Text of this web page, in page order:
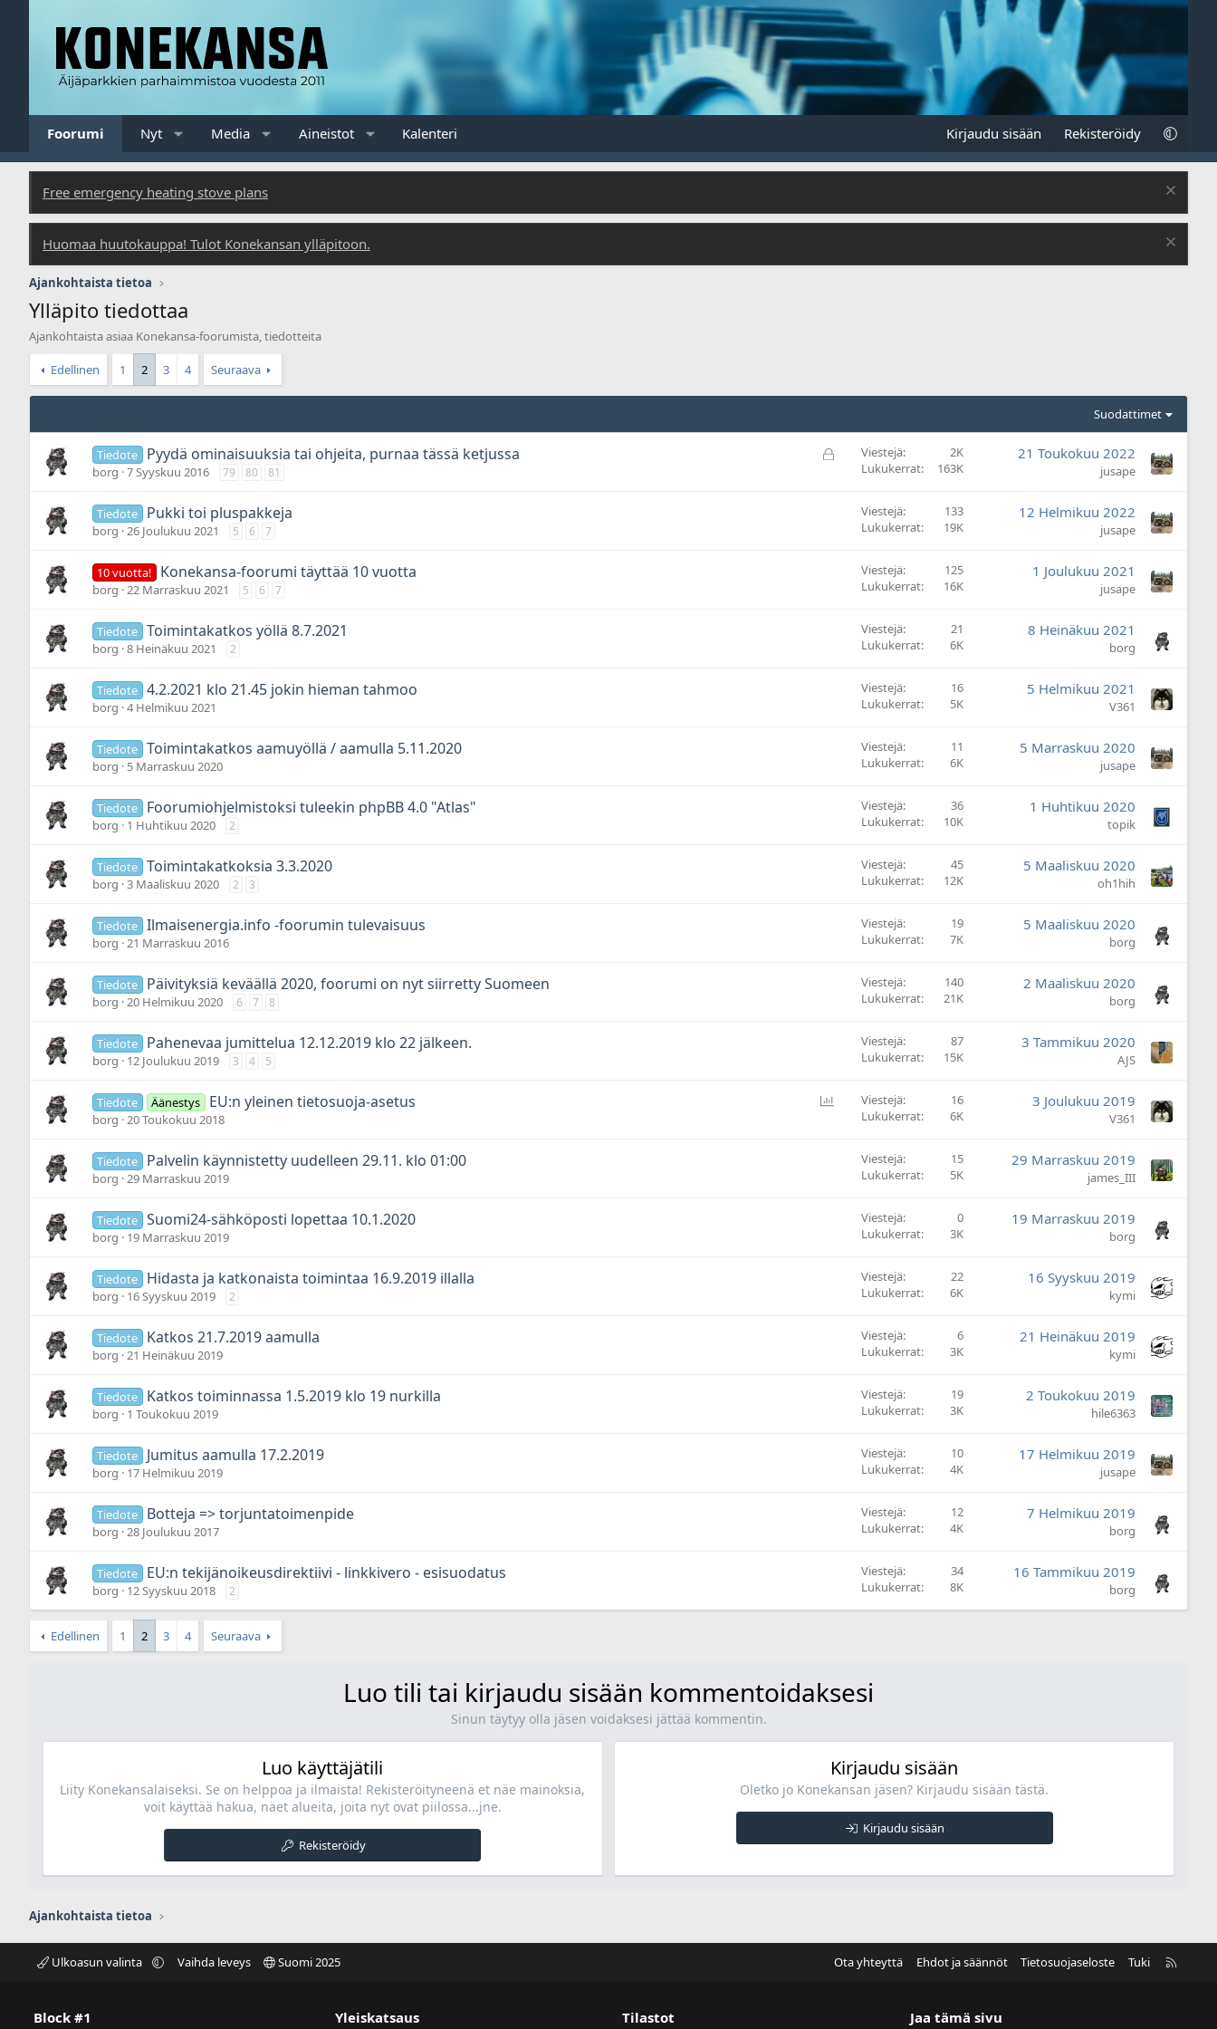
Foorumi Nyt Media Aineistot Kalenteri Kirjaudu sisään Rekisteröidy
Free emergency heating stove plans
Huomaa huutokauppa! Tulot Konekansan ylläpitoon.
Ajankohtaista tietoa
Ylläpito tiedottaa
Ajankohtaista asiaa Konekansa-foorumista, tiedotteita
Edellinen 1 2 3 4 Seuraava
Suodattimet
L
Tiedote Pyydä ominaisuuksia tai ohjeita, purnaa tässä ketjussa
borg 7 Syyskuu 2016 79 80 81
Viestejä
2K
Lukukerrat
163K
21 Toukokuu 2022
jusape
Tiedote Pukki toi pluspakkeja
borg 26 Joulukuu 2021 5 6 7
Viestejä
133
Lukukerrat
19K
12 Helmikuu 2022
jusape
10 vuotta! Konekansa-foorumi täyttää 10 vuotta
borg 22 Marraskuu 2021 5 6 7
Viestejä
125
Lukukerrat
16K
1 Joulukuu 2021
jusape
Tiedote Toimintakatkos yöllä 8.7.2021
borg 8 Heinäkuu 2021 2
Viestejä
21
Lukukerrat
6K
8 Heinäkuu 2021
borg
Tiedote 4.2.2021 klo 21.45 jokin hieman tahmoo
borg 4 Helmikuu 2021
Viestejä
16
Lukukerrat
5K
5 Helmikuu 2021
V361
Tiedote Toimintakatkos aamuyöllä / aamulla 5.11.2020
borg 5 Marraskuu 2020
Viestejä
11
Lukukerrat
6K
5 Marraskuu 2020
jusape
Tiedote Foorumiohjelmistoksi tuleekin phpBB 4.0 "Atlas"
borg 1 Huhtikuu 2020 2
Viestejä
36
Lukukerrat
10K
1 Huhtikuu 2020
topik
Tiedote Toimintakatkoksia 3.3.2020
borg 3 Maaliskuu 2020 2 3
Viestejä
45
Lukukerrat
12K
5 Maaliskuu 2020
oh1hih
Tiedote Ilmaisenergia.info -foorumin tulevaisuus
borg 21 Marraskuu 2016
Viestejä
19
Lukukerrat
7K
5 Maaliskuu 2020
borg
Tiedote Päivityksiä keväällä 2020, foorumi on nyt siirretty Suomeen
borg 20 Helmikuu 2020 6 7 8
Viestejä
140
Lukukerrat
21K
2 Maaliskuu 2020
borg
Tiedote Pahenevaa jumittelua 12.12.2019 klo 22 jälkeen.
borg 12 Joulukuu 2019 3 4 5
Viestejä
87
Lukukerrat
15K
3 Tammikuu 2020
AJS
Tiedote Äänestys EU:n yleinen tietosuoja-asetus
borg 20 Toukokuu 2018
Viestejä
16
Lukukerrat
6K
3 Joulukuu 2019
V361
Tiedote Palvelin käynnistetty uudelleen 29.11. klo 01:00
borg 29 Marraskuu 2019
Viestejä
15
Lukukerrat
5K
29 Marraskuu 2019
james_III
Tiedote Suomi24-sähköposti lopettaa 10.1.2020
borg 19 Marraskuu 2019
Viestejä
0
Lukukerrat
3K
19 Marraskuu 2019
borg
Tiedote Hidasta ja katkonaista toimintaa 16.9.2019 illalla
borg 16 Syyskuu 2019 2
Viestejä
22
Lukukerrat
6K
16 Syyskuu 2019
kymi
Tiedote Katkos 21.7.2019 aamulla
borg 21 Heinäkuu 2019
Viestejä
6
Lukukerrat
3K
21 Heinäkuu 2019
kymi
Tiedote Katkos toiminnassa 1.5.2019 klo 19 nurkilla
borg 1 Toukokuu 2019
Viestejä
19
Lukukerrat
3K
2 Toukokuu 2019
hile6363
Tiedote Jumitus aamulla 17.2.2019
borg 17 Helmikuu 2019
Viestejä
10
Lukukerrat
4K
17 Helmikuu 2019
jusape
Tiedote Botteja => torjuntatoimenpide
borg 28 Joulukuu 2017
Viestejä
12
Lukukerrat
4K
7 Helmikuu 2019
borg
Tiedote EU:n tekijänoikeusdirektiivi - linkkivero - esisuodatus
borg 12 Syyskuu 2018 2
Viestejä
34
Lukukerrat
8K
16 Tammikuu 2019
borg
Edellinen 1 2 3 4 Seuraava
Luo tili tai kirjaudu sisään kommentoidaksesi
Sinun täytyy olla jäsen voidaksesi jättää kommentin.
Luo käyttäjätili
Liity Konekansalaiseksi. Se on helppoa ja ilmaista! Rekisteröityneenä et näe mainoksia,
voit käyttää hakua, näet alueita, joita nyt ovat piilossa...jne.
Rekisteröidy
Kirjaudu sisään
Oletko jo Konekansan jäsen? Kirjaudu sisään tästä.
Kirjaudu sisään
Ajankohtaista tietoa
Ulkoasun valinta Vaihda leveys Suomi 2025 Ota yhteyttä Ehdot ja säännöt Tietosuojaseloste Tuki
Block #1 Yleiskatsaus Tilastot Jaa tämä sivu